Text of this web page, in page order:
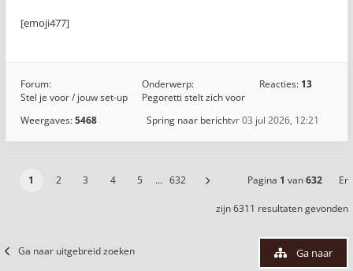
[emoji477]️
Forum:
Stel je voor / jouw set-up
Onderwerp:
Pegoretti stelt zich voor
Reacties: 13
Weergaves:5468 vr 03 jul 2026, 12:21
Spring naar bericht
1 2 3 4 5 … 632 Pagina 1 van632 Er
zijn 6311 resultaten gevonden
Ga naar uitgebreid zoeken Ga naar